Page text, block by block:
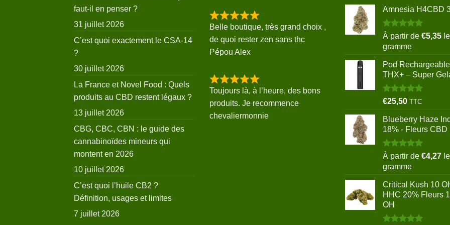
faut-il en penser ?
31 juillet 2026
C’est quoi exactement le CSA-14
?
30 juillet 2026
La France et Novel Food : Quels
produits au CBD restent légaux ?
13 juillet 2026
CBG, CBC, CBN : le guide des
cannabinoïdes mineurs qui
montent en 2026
10 juillet 2026
C’est quoi l’huile CB2 ?
Définition, usages et limites
7 juillet 2026
Belle boutique, très grand choix ,
de quoi rester zen sans thc
Pépou Alex
Toujours là, à l’heure, des bons
produits. Je recommence
chevaliermonnie
Amnesia H4CBD
Note5.00
sur 5
À partir de €5,35 le
gramme
Pod Rechargeable
THX+ – Super
Note5.00
sur 5
€25,50 TTC
Blueberry Haze
18% - Fleurs CBD
Note5.00
sur 5
À partir de €4,27 le
gramme
Critical Kush 10
HHC 20% Fleurs
OH